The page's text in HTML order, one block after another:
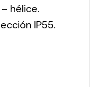
hélice.
IP55.